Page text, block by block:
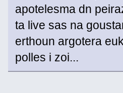
apotelesma dn
ta live sas na
erthoun argotera
polles i zoi...